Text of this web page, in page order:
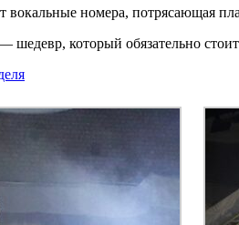
вокальные номера, потрясающая
шедевр, который обязательно